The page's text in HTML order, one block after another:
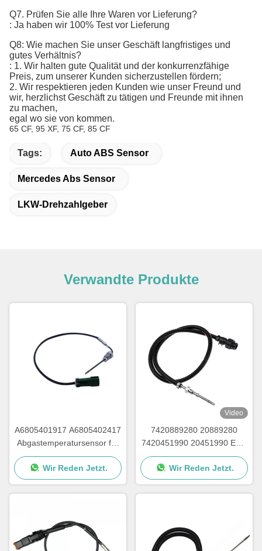
Q7. Prüfen Sie alle Ihre Waren vor Lieferung?
: Ja haben wir 100% Test vor Lieferung
Q8: Wie machen Sie unser Geschäft langfristiges und
gutes Verhältnis?
: 1. Wir halten gute Qualität und der konkurrenzfähige
Preis, zum unserer Kunden sicherzustellen fördern;
2. Wir respektieren jeden Kunden wie unser Freund und
wir, herzlichst Geschäft zu tätigen und Freunde mit ihnen
zu machen,
egal wo sie von kommen.
65 CF, 95 XF, 75 CF, 85 CF
Tags: Auto ABS Sensor
Mercedes Abs Sensor
LKW-Drehzahlgeber
Verwandte Produkte
A6805401917 A6805402417
Abgastemperatursensor für
Frachtliner Detroit
Wir Reden Jetzt.
Video
7420889280 20889280
7420451990 20451990 EGT
Sensor für DEUTZ Lkw
Abgastemperatursensor
Wir Reden Jetzt.